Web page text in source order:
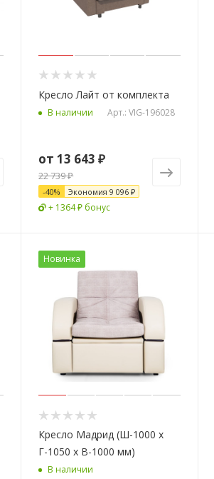
Кресло Лайт от комплекта
В наличии Арт.: VIG-196028
от13 643 ₽
22 739 ₽
-40% Экономия9 096 ₽
+ 1364 ₽ бонус
Новинка
Кресло Мадрид (Ш-1000 х
Г-1050 х В-1000 мм)
В наличии